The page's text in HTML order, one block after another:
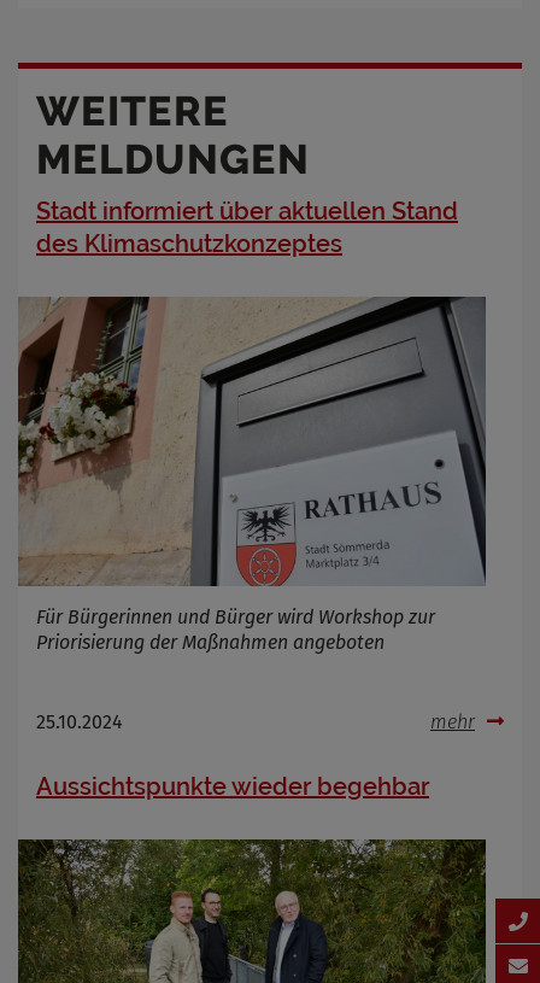
WEITERE
MELDUNGEN
Stadt informiert über aktuellen Stand
des Klimaschutzkonzeptes
Für Bürgerinnen und Bürger wird Workshop zur
Priorisierung der Maßnahmen angeboten
25.10.2024 mehr
Aussichtspunkte wieder begehbar